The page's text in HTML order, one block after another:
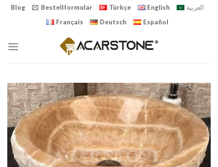
SkipBlog Bestellformular Türkçe English
العربية
Français
Deutsch Español